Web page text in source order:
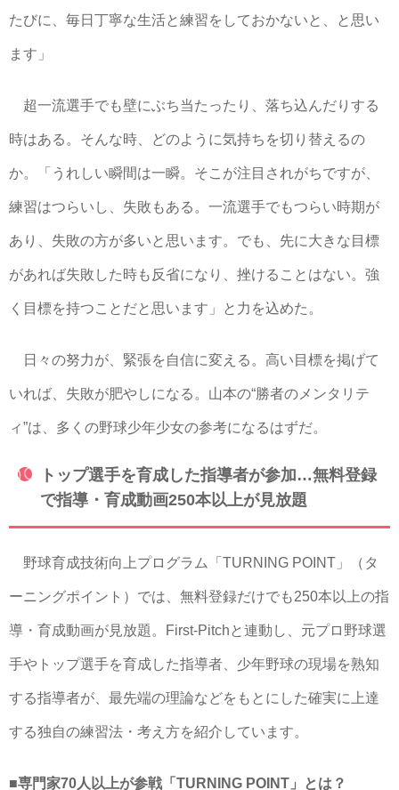
たびに、毎日丁寧な生活と練習をしておかないと、と思い
ます」
超一流選手でも壁にぶち当たったり、落ち込んだりする
時はある。そんな時、どのように気持ちを切り替えるの
か。「うれしい瞬間は一瞬。そこが注目されがちですが、
練習はつらいし、失敗もある。一流選手でもつらい時期が
あり、失敗の方が多いと思います。でも、先に大きな目標
があれば失敗した時も反省になり、挫けることはない。強
く目標を持つことだと思います」と力を込めた。
日々の努力が、緊張を自信に変える。高い目標を掲げて
いれば、失敗が肥やしになる。山本の“勝者のメンタリテ
ィ”は、多くの野球少年少女の参考になるはずだ。
トップ選手を育成した指導者が参加…無料登録
で指導・育成動画250本以上が見放題
野球育成技術向上プログラム「TURNING POINT」（タ
ーニングポイント）では、無料登録だけでも250本以上の指
導・育成動画が見放題。First-Pitchと連動し、元プロ野球選
手やトップ選手を育成した指導者、少年野球の現場を熟知
する指導者が、最先端の理論などをもとにした確実に上達
する独自の練習法・考え方を紹介しています。
■専門家70人以上が参戦「TURNING POINT」とは？